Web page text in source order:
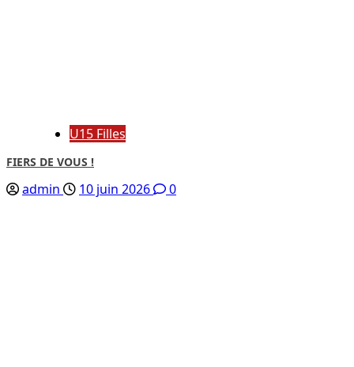
U15 Filles
FIERS DE VOUS !
admin 10 juin 2026 0